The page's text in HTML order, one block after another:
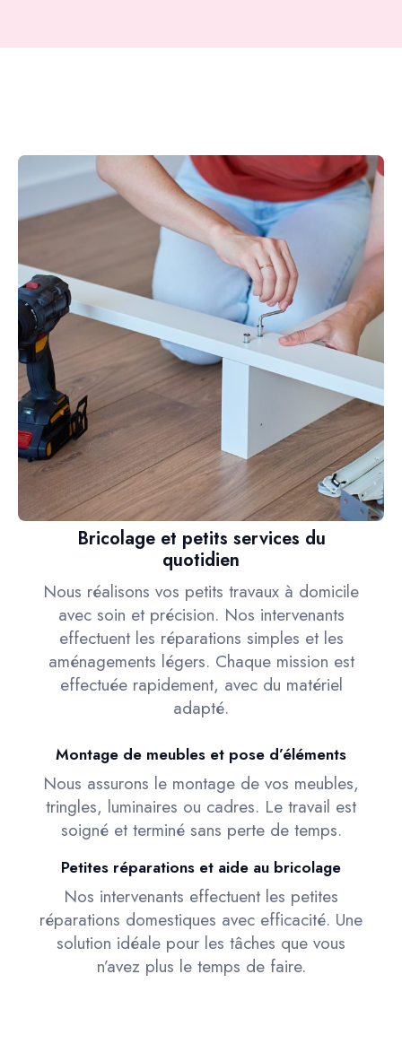
Bricolage et petits services du
quotidien
Nous réalisons vos petits travaux à domicile
avec soin et précision. Nos intervenants
effectuent les réparations simples et les
aménagements légers. Chaque mission est
effectuée rapidement, avec du matériel
adapté.
Montage de meubles et pose d’éléments
Nous assurons le montage de vos meubles,
tringles, luminaires ou cadres. Le travail est
soigné et terminé sans perte de temps.
Petites réparations et aide au bricolage
Nos intervenants effectuent les petites
réparations domestiques avec efficacité. Une
solution idéale pour les tâches que vous
n’avez plus le temps de faire.